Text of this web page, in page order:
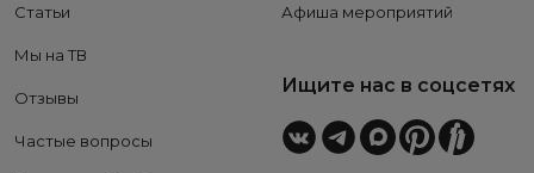
Статьи
Мы на ТВ
Отзывы
Частые вопросы
Афиша мероприятий
Ищите нас в соцсетях